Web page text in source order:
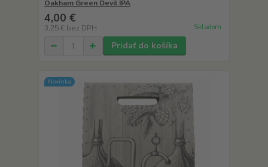
Oakham Green Devil IPA
4,00 €
3,25 € bez DPH Skladom
Pridať do košíka
Novinka